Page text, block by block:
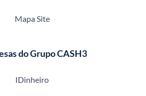
Mapa Site
do Grupo CASH3
IDinheiro